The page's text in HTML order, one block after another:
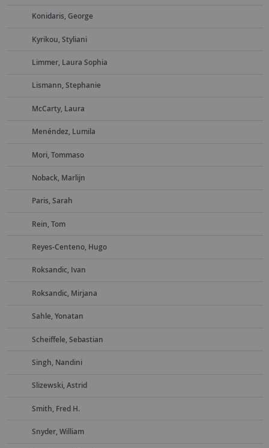
Konidaris, George
Kyrikou, Styliani
Limmer, Laura Sophia
Lismann, Stephanie
McCarty, Laura
Menéndez, Lumila
Mori, Tommaso
Noback, Marlijn
Paris, Sarah
Rein, Tom
Reyes-Centeno, Hugo
Roksandic, Ivan
Roksandic, Mirjana
Sahle, Yonatan
Scheiffele, Sebastian
Singh, Nandini
Slizewski, Astrid
Smith, Fred H.
Snyder, William